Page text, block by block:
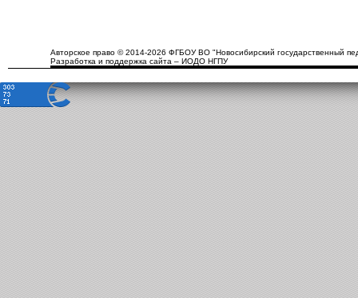
Авторское право © 2014-2026 ФГБОУ ВО "Новосибирский государственный
Разработка и поддержка сайта – ИОДО НГПУ